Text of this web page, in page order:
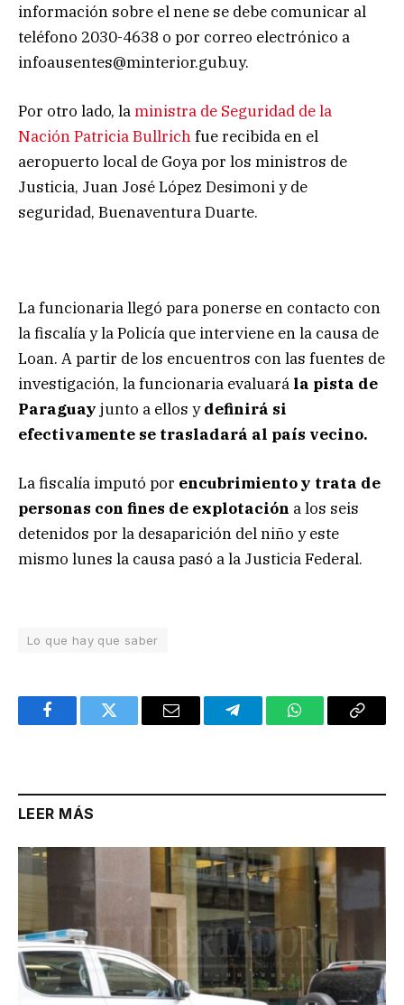
información sobre el nene se debe comunicar al
teléfono 2030-4638 o por correo electrónico a
infoausentes@minterior.gub.uy.
Por otro lado, laministra de Seguridad de la
Nación Patricia Bullrichfue recibida en el
aeropuerto local de Goya por los ministros de
Justicia, Juan José López Desimoni y de
seguridad, Buenaventura Duarte.
La funcionaria llegó para ponerse en contacto con
la fiscalía y la Policía que interviene en la causa de
Loan. A partir de los encuentros con las fuentes de
investigación, la funcionaria evaluará la pista de
Paraguay junto a ellos ydefinirá si
efectivamente se trasladará al país vecino.
La fiscalía imputó por encubrimiento y trata de
personas con fines de explotación a los seis
detenidos por la desaparición del niño y este
mismo lunes la causa pasó a la Justicia Federal.
Lo que hay que saber
FacebookTwitter Email TelegramWhatsAppCopy
LEER MÁS